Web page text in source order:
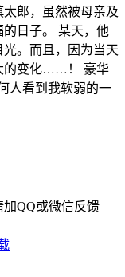
郎，虽然被母亲及
日子。 某天，他
。而且，因为当天
的变化……！ 豪华
人看到我软弱的一
QQ或微信反馈